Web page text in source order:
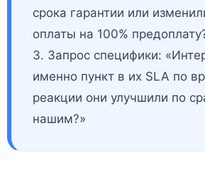
срока гарантии или
оплаты на 100%
3. Запрос специфики:
именно пункт в их SLA по
реакции они улучшили по
нашим?»